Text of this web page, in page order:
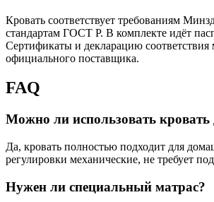
Кровать соответствует требованиям
стандартам ГОСТ Р. В комплекте идёт
Сертификаты и декларацию соответствия
официального поставщика.
FAQ
Можно ли использовать кровать
Да, кровать полностью подходит для
регулировки механические, не требует
Нужен ли специальный матрас?